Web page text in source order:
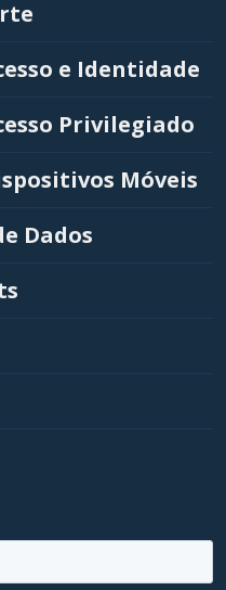
e Identidade
Privilegiado
Móveis
Dados